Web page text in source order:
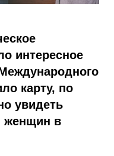
интересное
карту, по
увидеть
женщин в